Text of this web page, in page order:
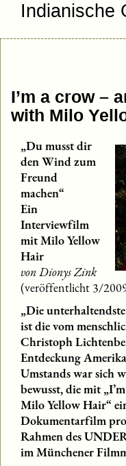
Indianische
I’m a crow –
with Milo
„Du musst dir
den Wind zum
Freund
machen“
Ein
Interviewfilm
mit Milo Yellow
Hair
von Dionys Zink
(veröffentlicht 3/
„Die
ist die vom
Christoph
Entdeckung
Umstands war sich
bewusst, die mit
Milo Yellow Hair“
Dokumentarfilm
Rahmen des
im Münchener